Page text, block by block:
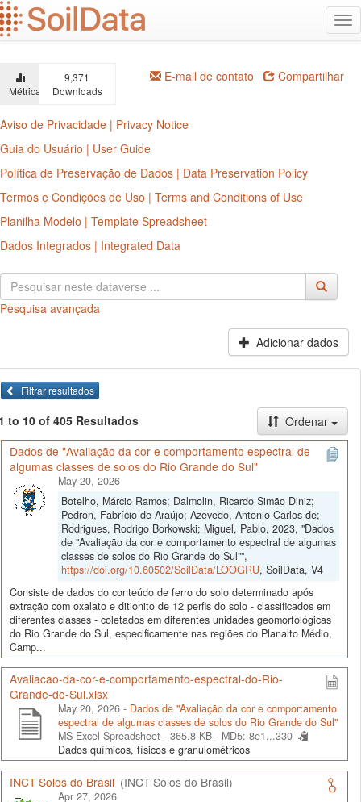
Ir
para
o
principal
Métricas
9,371
Downloads
E-mail de contato Compartilhar
Aviso de Privacidade | Privacy Notice
Guia do Usuário | User Guide
Política de Preservação de Dados | Data Preservation Policy
Termos e Condições de Uso | Terms and Conditions of Use
Planilha Modelo | Template Spreadsheet
Dados Integrados | Integrated Data
Pesquisa avançada
Adicionar dados
Filtrar resultados
to 10 of 405 Resultados
Ordenar
Dados de "Avaliação da cor e comportamento espectral de
algumas classes de solos do Rio Grande do Sul"
May 20, 2026
Botelho, Márcio Ramos; Dalmolin, Ricardo Simão Diniz;
Pedron, Fabrício de Araújo; Azevedo, Antonio Carlos de;
Rodrigues, Rodrigo Borkowski; Miguel, Pablo, 2023, "Dados
de "Avaliação da cor e comportamento espectral de algumas
classes de solos do Rio Grande do Sul"",
https://doi.org/10.60502/SoilData/LOOGRU, SoilData, V4
Consiste de dados do conteúdo de ferro do solo determinado após
extração com oxalato e ditionito de 12 perfis do solo - classificados em
diferentes classes - coletados em diferentes unidades geomorfológicas
do Rio Grande do Sul, especificamente nas regiões do Planalto Médio,
Camp...
Avaliacao-da-cor-e-comportamento-espectral-do-Rio-
Grande-do-Sul.xlsx
May 20, 2026 - Dados de "Avaliação da cor e comportamento
espectral de algumas classes de solos do Rio Grande do Sul"
MS Excel Spreadsheet - 365.8 KB - MD5: 8e1...330
Dados químicos, físicos e granulométricos
INCT Solos do Brasil (INCT Solos do Brasil)
Apr 27, 2026